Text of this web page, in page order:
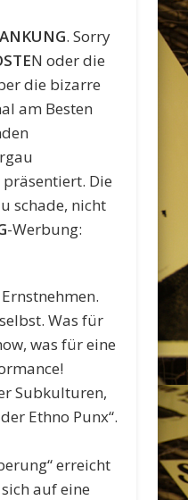
. Sorry
N oder die
die bizarre
am Besten
Die
schade, nicht
-Werbung:
Was für
was für eine
Subkulturen,
Ethno Punx“.
erreicht
auf eine